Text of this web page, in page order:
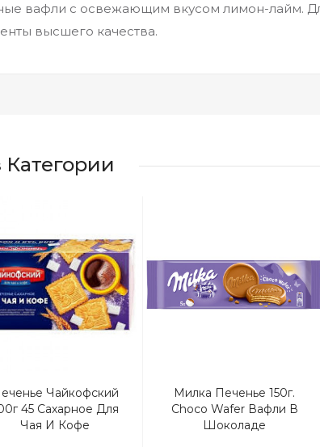
вафли с освежающим вкусом лимон-лайм.
высшего качества.
Чайкофский
45 Сахарное Для
Чая И Кофе
Милка Печенье 150г.
Choco Wafer Вафли В
Шоколаде